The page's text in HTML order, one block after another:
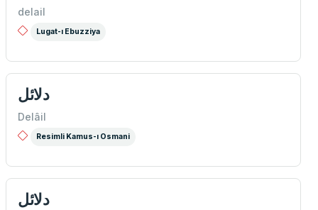
delail
Lugat-ı Ebuzziya
دلائل
Delâil
Resimli Kamus-ı Osmani
دلائل